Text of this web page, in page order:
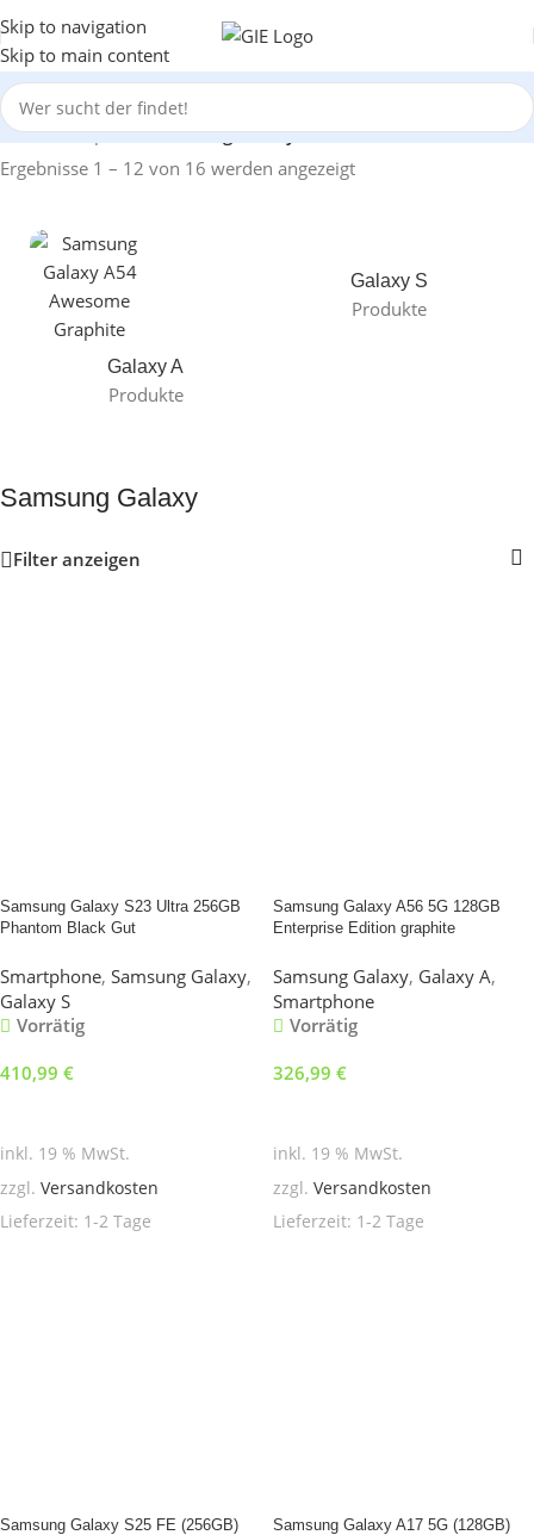
Skip to navigation
Skip to main content
Start/Smartphone/Samsung Galaxy
Ergebnisse 1 – 12 von 16 werden angezeigt
Galaxy A
Produkte
Galaxy S
Produkte
Samsung Galaxy
Filter anzeigen
Samsung Galaxy S23 Ultra 256GB
Phantom Black Gut
Smartphone, Samsung Galaxy,
Galaxy S
Vorrätig
410,99 €
inkl. 19 % MwSt.
zzgl. Versandkosten
Lieferzeit: 1-2 Tage
Samsung Galaxy A56 5G 128GB
Enterprise Edition graphite
Samsung Galaxy, Galaxy A,
Smartphone
Vorrätig
326,99 €
inkl. 19 % MwSt.
zzgl. Versandkosten
Lieferzeit: 1-2 Tage
Samsung Galaxy S25 FE (256GB)
Samsung Galaxy A17 5G (128GB)